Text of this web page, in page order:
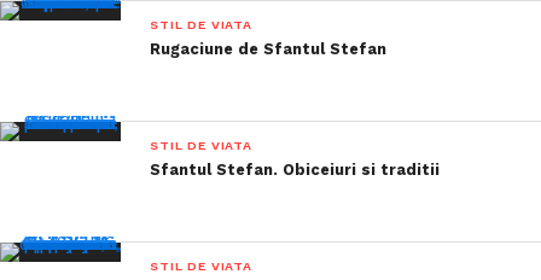
STIL DE VIATA
Rugaciune de Sfantul Stefan
STIL DE VIATA
Sfantul Stefan. Obiceiuri si traditii
STIL DE VIATA